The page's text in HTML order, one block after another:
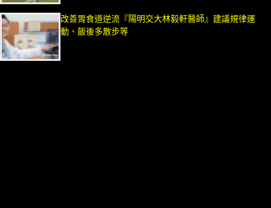
改善胃食道逆流『陽明交大林毅軒醫師』建議規律運
動、飯後多散步等